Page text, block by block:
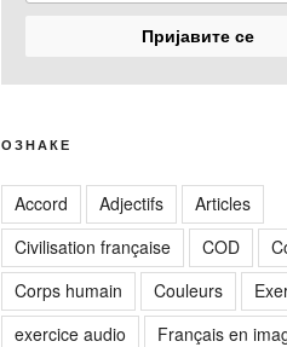
ОЗНАКЕ
Accord Adjectifs
Articles
Civilisation française
COD
Corps humain
Couleurs
exercice audio
Français en